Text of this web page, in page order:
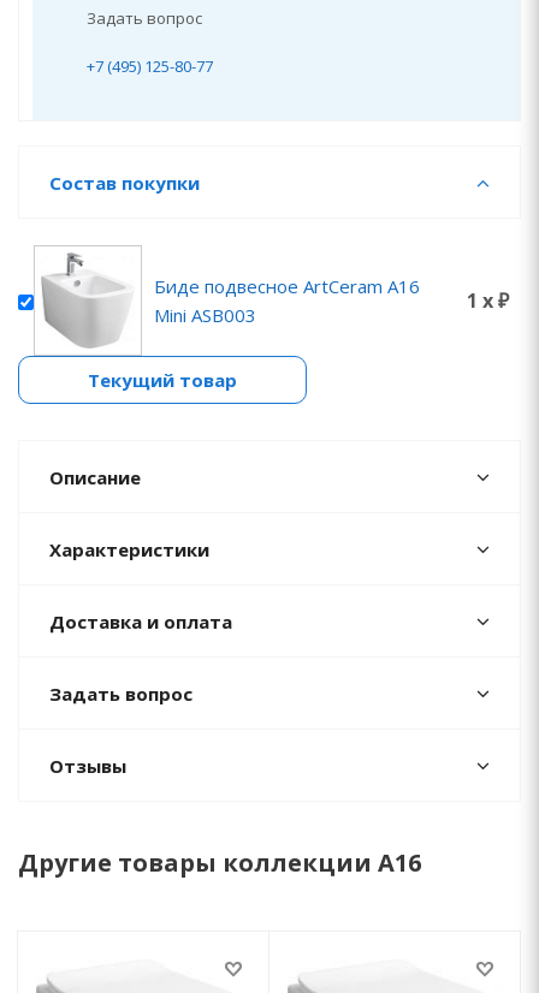
Задать вопрос
+7 (495) 125-80-77
Состав покупки
Биде подвесное ArtCeram A16
Mini ASB003
1 x ₽
Текущий товар
Описание
Характеристики
Доставка и оплата
Задать вопрос
Отзывы
Другие товары коллекции A16